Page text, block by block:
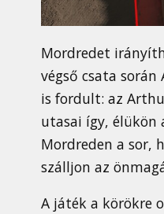
Mordredet
végső csata
is fordult: az
utasai így,
Mordreden a sor,
szálljon az
A játék a körökre